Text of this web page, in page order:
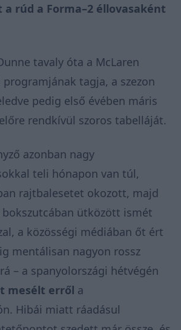
rúd a Forma–2 éllovasaként
tavaly óta a McLaren
programjának tagja, a szezon
pedig első évében máris
rendkívül szoros tabelláját.
azonban nagy
teli hónapon van túl,
rajtbalesetet okozott, majd
bokszutcában ütközött ismét
a közösségi médiában őt ért
mentálisan nagyon rossz
– a spanyolországi hétvégén
mesélt erről a
Hibái miatt ráadásul